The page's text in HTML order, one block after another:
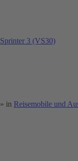
Sprinter 3 (VS30)
» in Reisemobile und